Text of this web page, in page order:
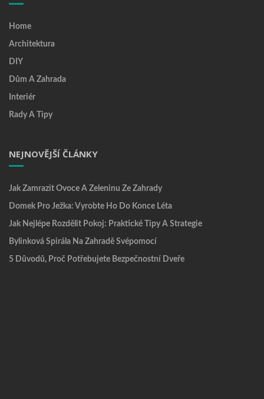
Home
Architektura
DIY
Dům A Zahrada
Interiér
Rady A Tipy
NEJNOVĚJŠÍ ČLÁNKY
Jak Zamrazit Ovoce A Zeleninu Ze Zahrady
Domek Pro Ježka: Vyrobte Ho Do Konce Léta
Jak Nejlépe Rozdělit Pokoj: Praktické Tipy A Strategie
Bylinková Spirála Na Zahradě Svépomocí
5 Důvodů, Proč Potřebujete Bezpečnostní Dveře